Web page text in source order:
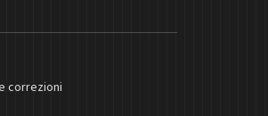
correzioni